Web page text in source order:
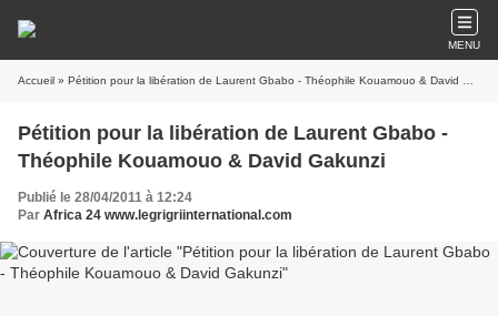
MENU
Accueil » Pétition pour la libération de Laurent Gbabo - Théophile Kouamouo & David Gakunzi
Pétition pour la libération de Laurent Gbabo -
Théophile Kouamouo & David Gakunzi
Publié le 28/04/2011 à 12:24
Par Africa 24 www.legrigriinternational.com